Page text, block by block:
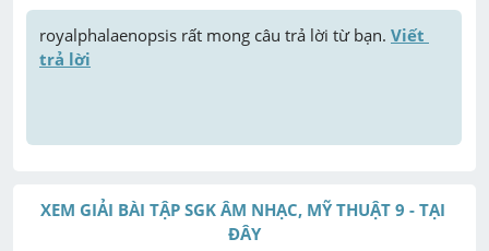
royalphalaenopsis rất mong câu trả lời từ bạn. Viết
trả lời
XEM GIẢI BÀI TẬP SGK ÂM NHẠC, MỸ THUẬT 9 - TẠI
ĐÂY